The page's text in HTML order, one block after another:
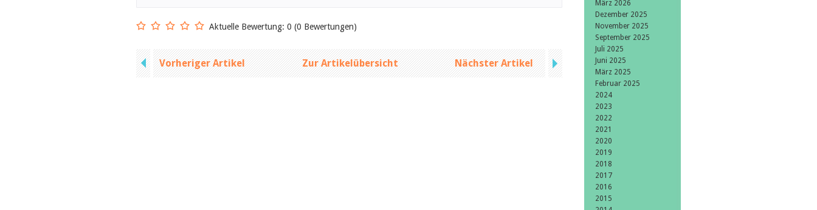
Aktuelle Bewertung: 0 (0 Bewertungen)
Vorheriger Artikel Zur Artikelübersicht Nächster Artikel
März 2026
Dezember 2025
November 2025
September 2025
Juli 2025
Juni 2025
März 2025
Februar 2025
2024
2023
2022
2021
2020
2019
2018
2017
2016
2015